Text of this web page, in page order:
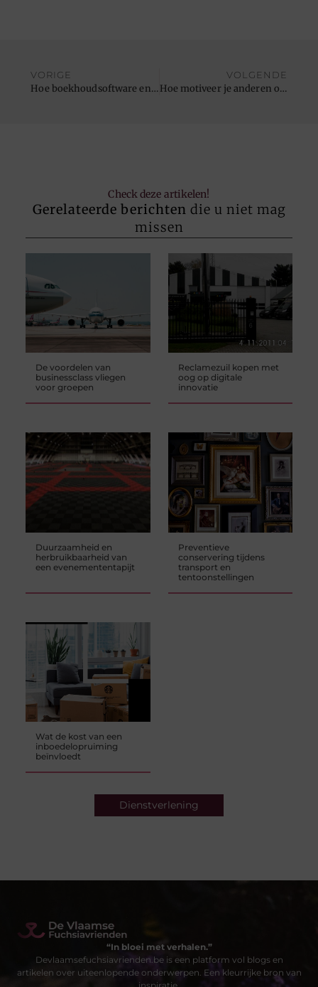
VORIGE
Hoe boekhoudsoftware en een accountant in Borsbeek elkaar aanvullen
VOLGENDE
Hoe motiveer je anderen om een gezondere levensstijl te omarmen?
Check deze artikelen!
Gerelateerde berichten die u niet mag
missen
De voordelen van
businessclass vliegen
voor groepen
Reclamezuil kopen met
oog op digitale
innovatie
Duurzaamheid en
herbruikbaarheid van
een evenemententapijt
Preventieve
conservering tijdens
transport en
tentoonstellingen
Wat de kost van een
inboedelopruiming
beïnvloedt
Dienstverlening
“In bloei met verhalen.”
Devlaamsefuchsiavrienden.be is een platform vol blogs en
artikelen over uiteenlopende onderwerpen. Een kleurrijke bron van